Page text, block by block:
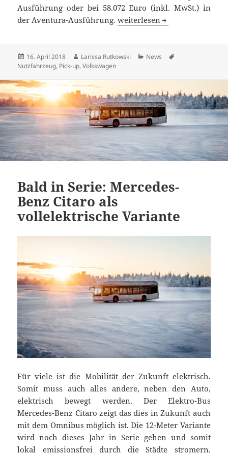
Ausführung oder bei 58.072 Euro (inkl. MwSt.) in
der Aventura-Ausführung.VW Amarok ab sofort mit
weiterlesen
Veröffentlicht
am
16. April 2018 Autor
Larissa Rutkowski Kategorien
News
Nutzfahrzeug, Pick-up,Volkswagen
Bald in Serie: Mercedes-
Benz Citaro als
vollelektrische Variante
Für viele ist die Mobilität der Zukunft elektrisch.
Somit muss auch alles andere, neben den Auto,
elektrisch bewegt werden. Der Elektro-Bus
Mercedes-Benz Citaro zeigt das dies in Zukunft auch
mit dem Omnibus möglich ist. Die 12-Meter Variante
wird noch dieses Jahr in Serie gehen und somit
lokal emissionsfrei durch die Städte stromern.